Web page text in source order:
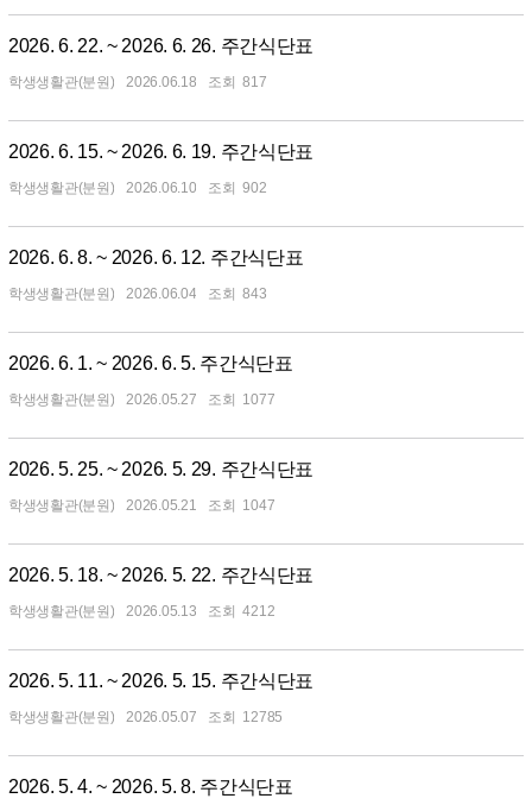
2026. 6. 22. ~ 2026. 6. 26. 주간식단표
학생생활관(분원) 2026.06.18 817
2026. 6. 15. ~ 2026. 6. 19. 주간식단표
학생생활관(분원) 2026.06.10 902
2026. 6. 8. ~ 2026. 6. 12. 주간식단표
학생생활관(분원) 2026.06.04 843
2026. 6. 1. ~ 2026. 6. 5. 주간식단표
학생생활관(분원) 2026.05.27 1077
2026. 5. 25. ~ 2026. 5. 29. 주간식단표
학생생활관(분원) 2026.05.21 1047
2026. 5. 18. ~ 2026. 5. 22. 주간식단표
학생생활관(분원) 2026.05.13 4212
2026. 5. 11. ~ 2026. 5. 15. 주간식단표
학생생활관(분원) 2026.05.07 12785
2026. 5. 4. ~ 2026. 5. 8. 주간식단표